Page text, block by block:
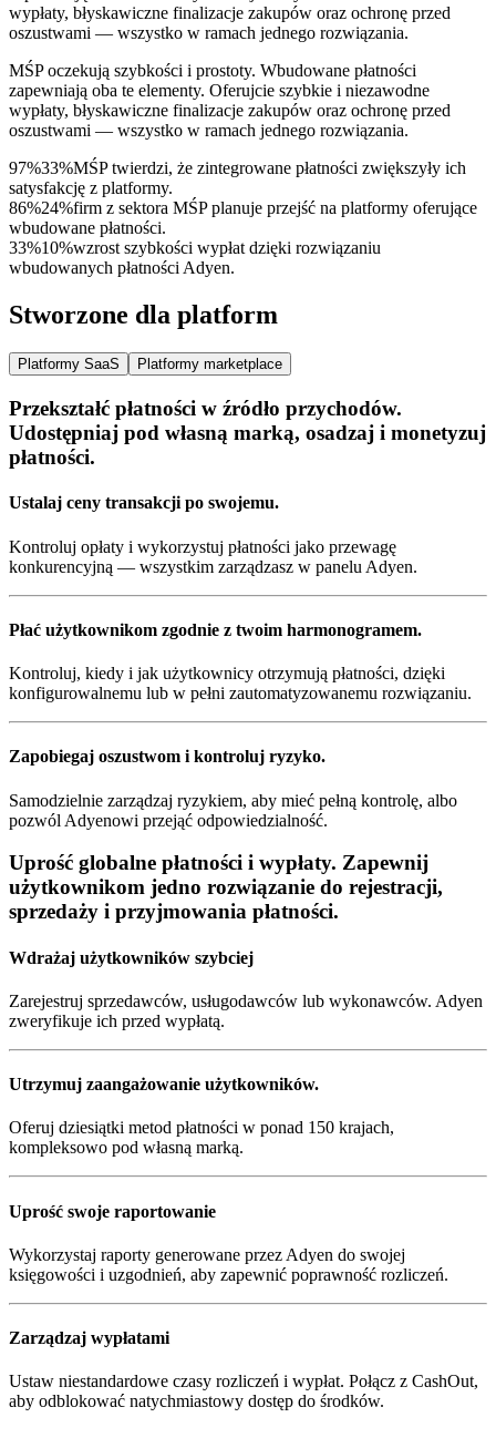
wypłaty, błyskawiczne finalizacje zakupów oraz ochronę przed
oszustwami — wszystko w ramach jednego rozwiązania.
MŚP oczekują szybkości i prostoty. Wbudowane płatności
zapewniają oba te elementy. Oferujcie szybkie i niezawodne
wypłaty, błyskawiczne finalizacje zakupów oraz ochronę przed
oszustwami — wszystko w ramach jednego rozwiązania.
97%33%MŚP twierdzi, że zintegrowane płatności zwiększyły ich
satysfakcję z platformy.
86%24%firm z sektora MŚP planuje przejść na platformy oferujące
wbudowane płatności.
33%10%wzrost szybkości wypłat dzięki rozwiązaniu
wbudowanych płatności Adyen.
Stworzone dla platform
Platformy SaaS Platformy marketplace
Przekształć płatności w źródło przychodów.
Udostępniaj pod własną marką, osadzaj i monetyzuj
płatności.
Ustalaj ceny transakcji po swojemu.
Kontroluj opłaty i wykorzystuj płatności jako przewagę
konkurencyjną — wszystkim zarządzasz w panelu Adyen.
Płać użytkownikom zgodnie z twoim harmonogramem.
Kontroluj, kiedy i jak użytkownicy otrzymują płatności, dzięki
konfigurowalnemu lub w pełni zautomatyzowanemu rozwiązaniu.
Zapobiegaj oszustwom i kontroluj ryzyko.
Samodzielnie zarządzaj ryzykiem, aby mieć pełną kontrolę, albo
pozwól Adyenowi przejąć odpowiedzialność.
Uprość globalne płatności i wypłaty. Zapewnij
użytkownikom jedno rozwiązanie do rejestracji,
sprzedaży i przyjmowania płatności.
Wdrażaj użytkowników szybciej
Zarejestruj sprzedawców, usługodawców lub wykonawców. Adyen
zweryfikuje ich przed wypłatą.
Utrzymuj zaangażowanie użytkowników.
Oferuj dziesiątki metod płatności w ponad 150 krajach,
kompleksowo pod własną marką.
Uprość swoje raportowanie
Wykorzystaj raporty generowane przez Adyen do swojej
księgowości i uzgodnień, aby zapewnić poprawność rozliczeń.
Zarządzaj wypłatami
Ustaw niestandardowe czasy rozliczeń i wypłat. Połącz z CashOut,
aby odblokować natychmiastowy dostęp do środków.